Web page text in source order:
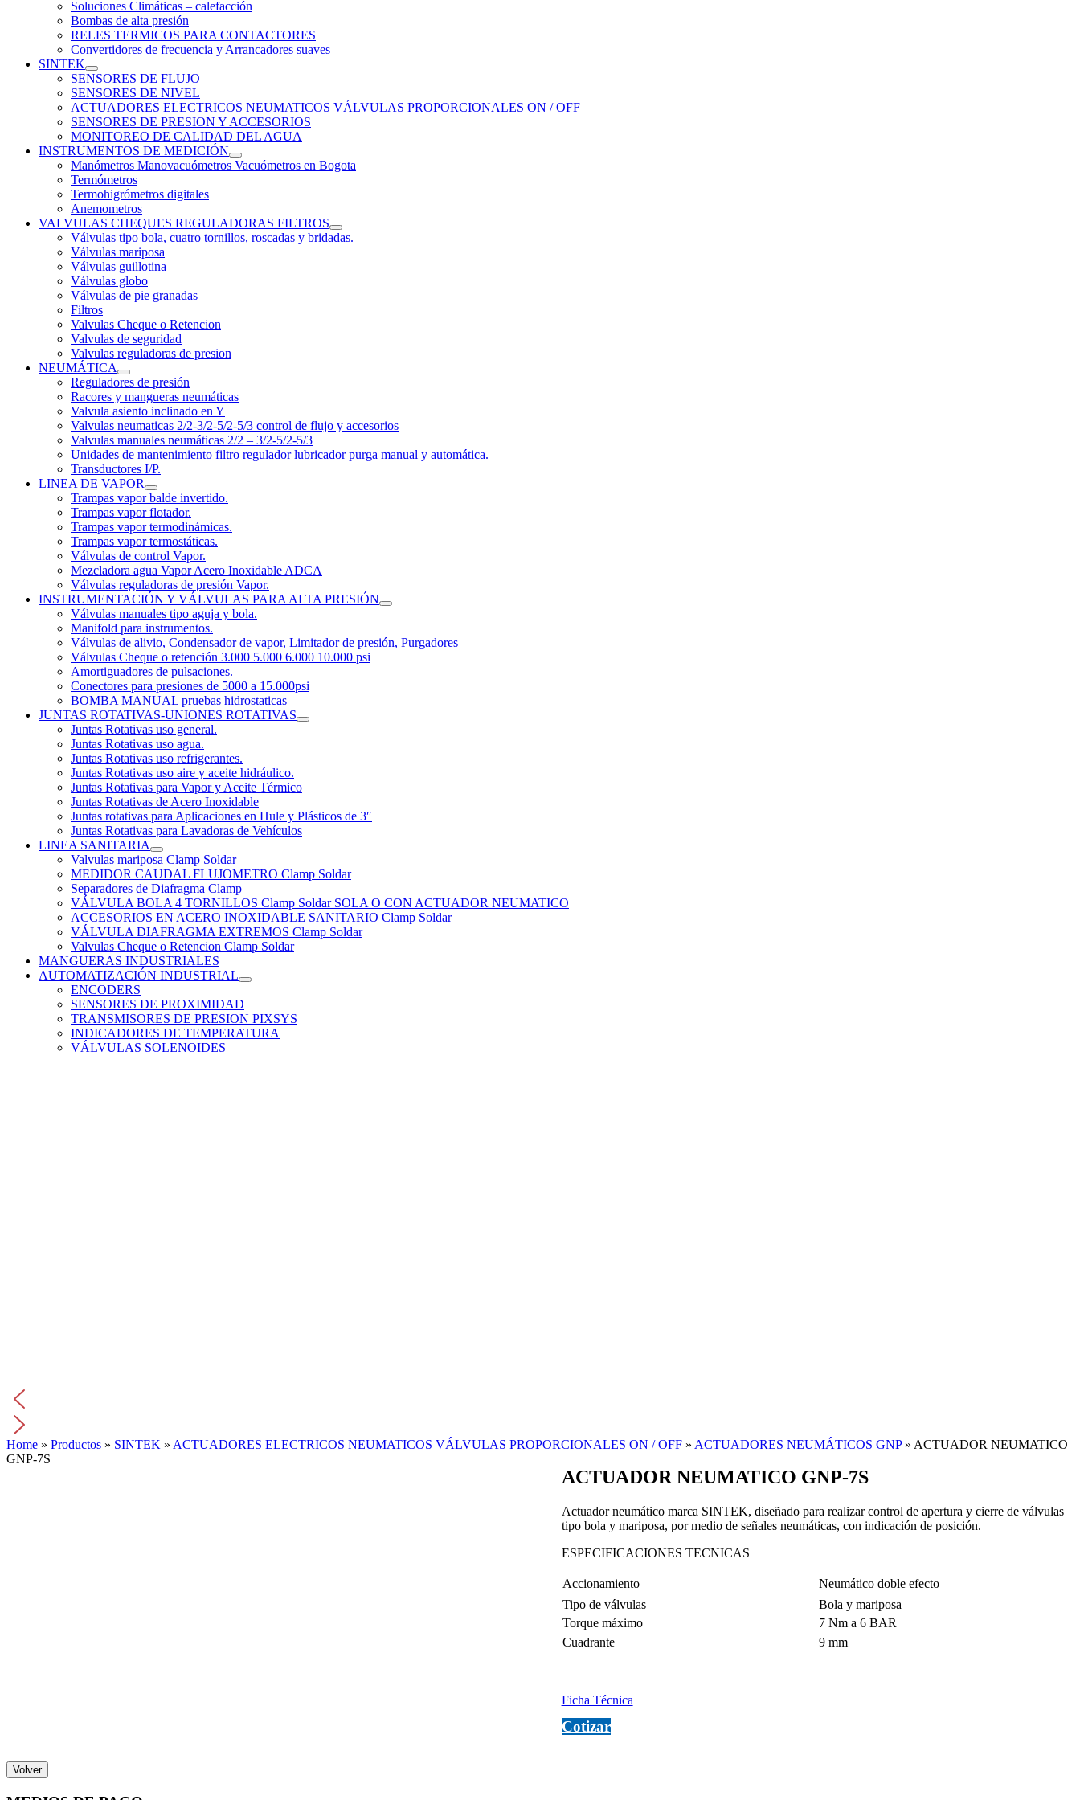
Soluciones Climáticas – calefacción
Bombas de alta presión
RELES TERMICOS PARA CONTACTORES
Convertidores de frecuencia y Arrancadores suaves
SINTEK
SENSORES DE FLUJO
SENSORES DE NIVEL
ACTUADORES ELECTRICOS NEUMATICOS VÁLVULAS PROPORCIONALES ON / OFF
SENSORES DE PRESION Y ACCESORIOS
MONITOREO DE CALIDAD DEL AGUA
INSTRUMENTOS DE MEDICIÓN
Manómetros Manovacuómetros Vacuómetros en Bogota
Termómetros
Termohigrómetros digitales
Anemometros
VALVULAS CHEQUES REGULADORAS FILTROS
Válvulas tipo bola, cuatro tornillos, roscadas y bridadas.
Válvulas mariposa
Válvulas guillotina
Válvulas globo
Válvulas de pie granadas
Filtros
Valvulas Cheque o Retencion
Valvulas de seguridad
Valvulas reguladoras de presion
NEUMÁTICA
Reguladores de presión
Racores y mangueras neumáticas
Valvula asiento inclinado en Y
Valvulas neumaticas 2/2-3/2-5/2-5/3 control de flujo y accesorios
Valvulas manuales neumáticas 2/2 – 3/2-5/2-5/3
Unidades de mantenimiento filtro regulador lubricador purga manual y automática.
Transductores I/P.
LINEA DE VAPOR
Trampas vapor balde invertido.
Trampas vapor flotador.
Trampas vapor termodinámicas.
Trampas vapor termostáticas.
Válvulas de control Vapor.
Mezcladora agua Vapor Acero Inoxidable ADCA
Válvulas reguladoras de presión Vapor.
INSTRUMENTACIÓN Y VÁLVULAS PARA ALTA PRESIÓN
Válvulas manuales tipo aguja y bola.
Manifold para instrumentos.
Válvulas de alivio, Condensador de vapor, Limitador de presión, Purgadores
Válvulas Cheque o retención 3.000 5.000 6.000 10.000 psi
Amortiguadores de pulsaciones.
Conectores para presiones de 5000 a 15.000psi
BOMBA MANUAL pruebas hidrostaticas
JUNTAS ROTATIVAS-UNIONES ROTATIVAS
Juntas Rotativas uso general.
Juntas Rotativas uso agua.
Juntas Rotativas uso refrigerantes.
Juntas Rotativas uso aire y aceite hidráulico.
Juntas Rotativas para Vapor y Aceite Térmico
Juntas Rotativas de Acero Inoxidable
Juntas rotativas para Aplicaciones en Hule y Plásticos de 3″
Juntas Rotativas para Lavadoras de Vehículos
LINEA SANITARIA
Valvulas mariposa Clamp Soldar
MEDIDOR CAUDAL FLUJOMETRO Clamp Soldar
Separadores de Diafragma Clamp
VÁLVULA BOLA 4 TORNILLOS Clamp Soldar SOLA O CON ACTUADOR NEUMATICO
ACCESORIOS EN ACERO INOXIDABLE SANITARIO Clamp Soldar
VÁLVULA DIAFRAGMA EXTREMOS Clamp Soldar
Valvulas Cheque o Retencion Clamp Soldar
MANGUERAS INDUSTRIALES
AUTOMATIZACIÓN INDUSTRIAL
ENCODERS
SENSORES DE PROXIMIDAD
TRANSMISORES DE PRESION PIXSYS
INDICADORES DE TEMPERATURA
VÁLVULAS SOLENOIDES
Home » Productos » SINTEK » ACTUADORES ELECTRICOS NEUMATICOS VÁLVULAS PROPORCIONALES ON / OFF » ACTUADORES NEUMÁTICOS GNP» ACTUADOR NEUMATICO
GNP-7S
ACTUADOR NEUMATICO GNP-7S
Actuador neumático marca SINTEK, diseñado para realizar control de apertura y cierre de válvulas
tipo bola y mariposa, por medio de señales neumáticas, con indicación de posición.
ESPECIFICACIONES TECNICAS
Accionamiento
Neumático doble efecto
Tipo de válvulas
Bola y mariposa
Torque máximo
7 Nm a 6 BAR
Cuadrante
9 mm
Ficha Técnica
Cotizar
Volver